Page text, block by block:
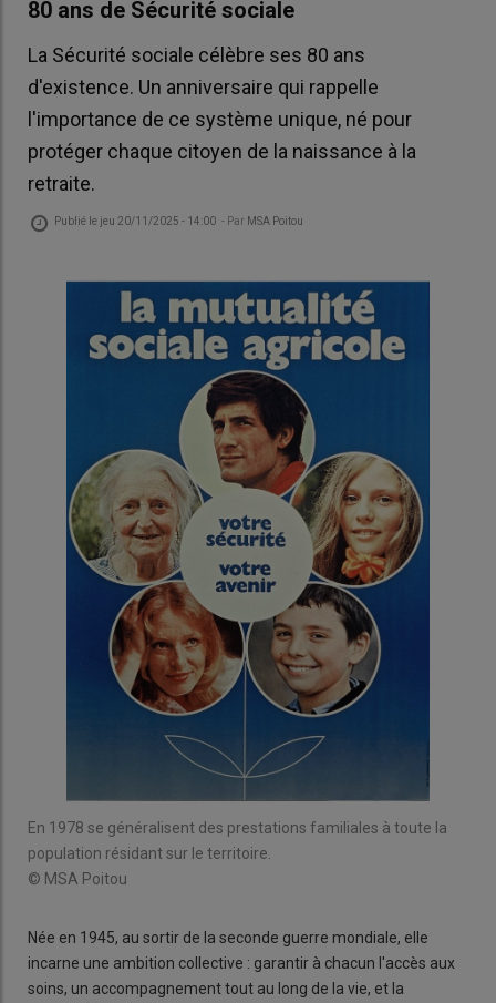
80 ans de Sécurité sociale
La Sécurité sociale célèbre ses 80 ans
d'existence. Un anniversaire qui rappelle
l'importance de ce système unique, né pour
protéger chaque citoyen de la naissance à la
retraite.
Publié le jeu 20/11/2025 - 14:00 - Par MSA Poitou
En 1978 se généralisent des prestations familiales à toute la
population résidant sur le territoire.
© MSA Poitou
Née en 1945, au sortir de la seconde guerre mondiale, elle
incarne une ambition collective : garantir à chacun l'accès aux
soins, un accompagnement tout au long de la vie, et la